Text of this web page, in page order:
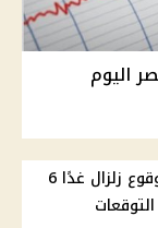
اليوم
البحوث الفلكية تحسم مزاعم وقوع زلزال غدًا 6